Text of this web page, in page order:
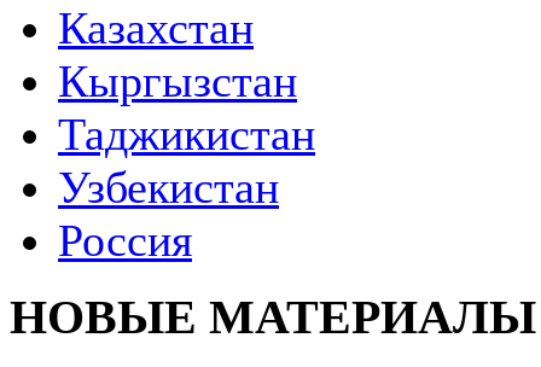
Казахстан
Кыргызстан
Таджикистан
Узбекистан
Россия
НОВЫЕ МАТЕРИАЛЫ